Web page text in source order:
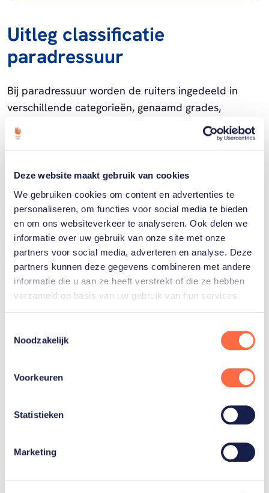
Deze website maakt gebruik van cookies
We gebruiken cookies om content en advertenties te
personaliseren, om functies voor social media te bieden
en om ons websiteverkeer te analyseren. Ook delen we
informatie over uw gebruik van onze site met onze
partners voor social media, adverteren en analyse. Deze
partners kunnen deze gegevens combineren met andere
informatie die u aan ze heeft verstrekt of die ze hebben
verzameld op basis van uw gebruik van hun services.
Noodzakelijk
Voorkeuren
Statistieken
Marketing
Uitleg classificatie
paradressuur
Bij paradressuur worden de ruiters ingedeeld in
verschillende categorieën, genaamd grades,
afhankelijk van de ernst van hun beperking.
beperkingen, vaak rolstoelgebruikers met
beperkte controle over hun romp en
ledematen.
Grade II:Ruiters met ernstige beperkingen
in hun benen en romp, vaak
rolstoelgebruikers.
Grade III Ruiters met ernstige beperkingen
romp of armen.
beperkingen in twee ledematen of blinde
één of meerdere ledematen of